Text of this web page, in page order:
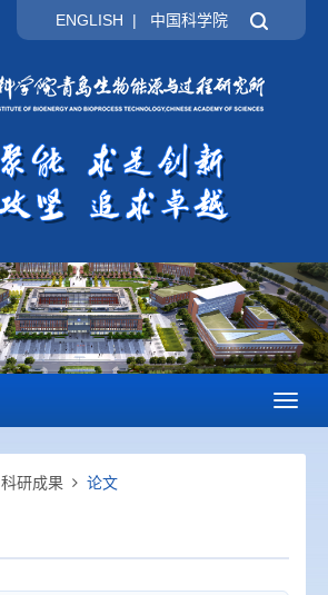
ENGLISH | 中国科学院
科研成果 论文